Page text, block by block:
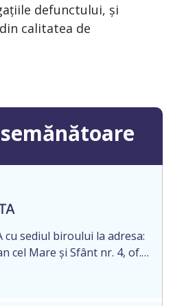
defunctului, și
calitatea de
cu sediul biroului la adresa:
cel Mare și Sfânt nr. 4, of.
cet. MORARI